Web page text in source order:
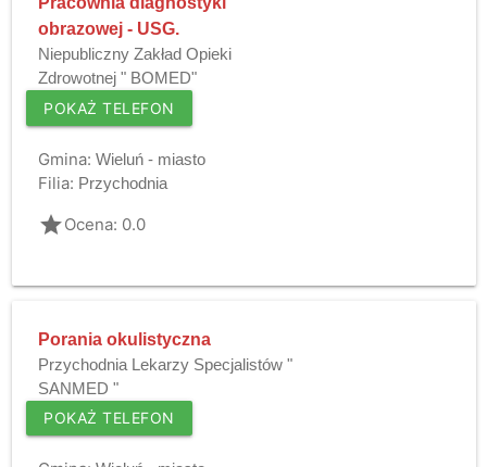
obrazowej - USG.
Niepubliczny Zakład Opieki
Zdrowotnej " BOMED"
POKAŻ TELEFON
Gmina: Wieluń - miasto
Filia: Przychodnia
gradeOcena: 0.0
Porania okulistyczna
Przychodnia Lekarzy Specjalistów "
SANMED "
POKAŻ TELEFON